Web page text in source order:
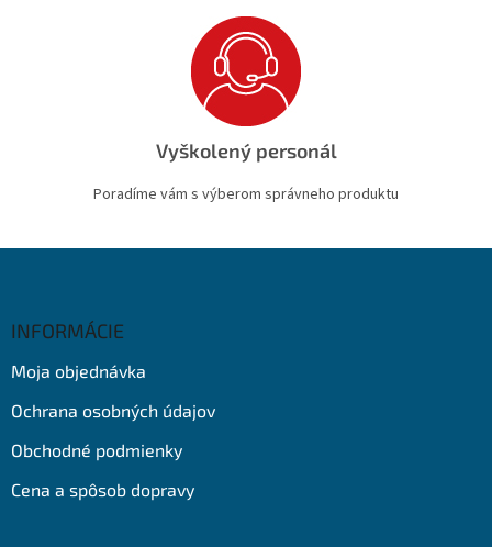
Vyškolený personál
Poradíme vám s výberom správneho produktu
INFORMÁCIE
Moja objednávka
Ochrana osobných údajov
Obchodné podmienky
Cena a spôsob dopravy